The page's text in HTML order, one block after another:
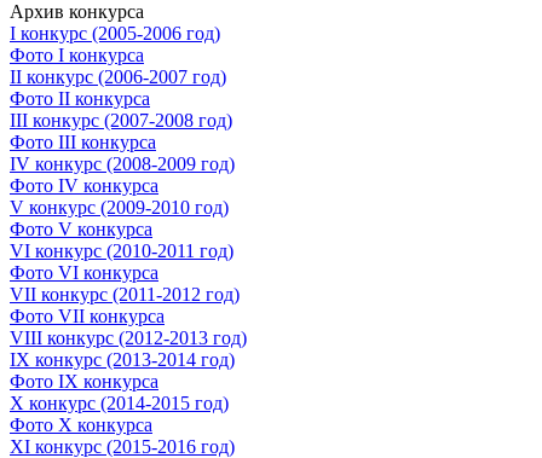
Архив конкурса
I конкурс (2005-2006 год)
Фото I конкурса
II конкурс (2006-2007 год)
Фото II конкурса
III конкурс (2007-2008 год)
Фото III конкурса
IV конкурс (2008-2009 год)
Фото IV конкурса
V конкурс (2009-2010 год)
Фото V конкурса
VI конкурс (2010-2011 год)
Фото VI конкурса
VII конкурс (2011-2012 год)
Фото VII конкурса
VIII конкурс (2012-2013 год)
IX конкурс (2013-2014 год)
Фото IX конкурса
X конкурс (2014-2015 год)
Фото X конкурса
XI конкурс (2015-2016 год)